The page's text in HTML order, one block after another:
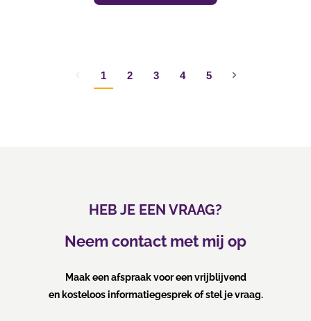
1 2 3 4 5
HEB JE EEN VRAAG?
Neem contact met mij op
Maak een afspraak voor een vrijblijvend
en kosteloos informatiegesprek of stel je vraag.